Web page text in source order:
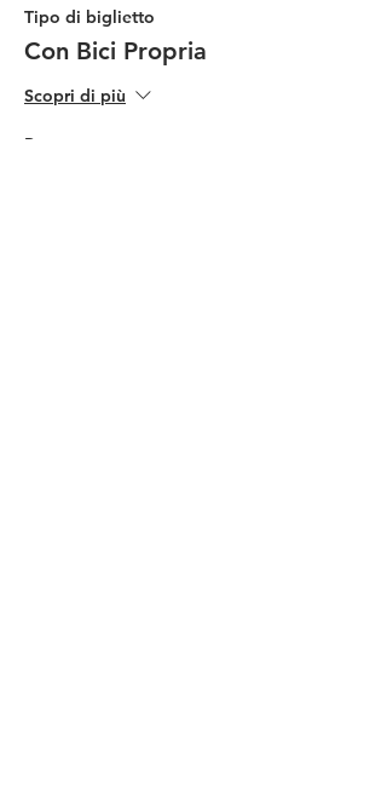
Tipo di biglietto
Con Bici Propria
Scopri di più
Prezzo